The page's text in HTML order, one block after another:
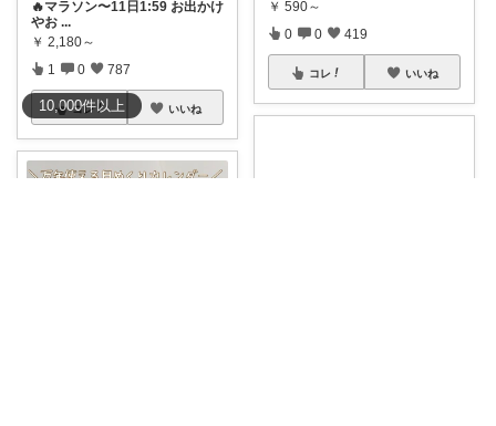
10,000件以上
🔥マラソン〜11日1:59 お出かけ
やお ...
￥ 2,180～
1 0 787
コレ いいね
￥ 590～
0 0 419
コレ いいね